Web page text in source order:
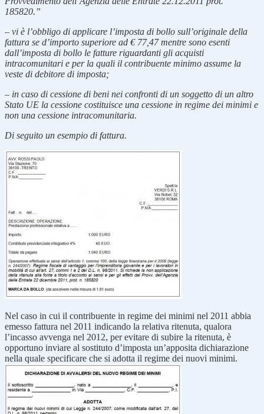
185820.”
– vi è l’obbligo di applicare l’imposta di bollo sull’originale della
fattura se d’importo superiore ad € 77,47 mentre sono esenti
dall’imposta di bollo le fatture riguardanti gli acquisti
intracomunitari e per la quali il contribuente minimo assume la
veste di debitore di imposta;
– in caso di cessione di beni nei confronti di un soggetto di un altro
Stato UE la cessione costituisce una cessione in regime dei minimi e
non una cessione intracomunitaria.
Di seguito un esempio di fattura.
Nel caso in cui il contribuente in regime dei minimi nel 2011 abbia
emesso fattura nel 2011 indicando la relativa ritenuta, qualora
l’incasso avvenga nel 2012, per evitare di subire la ritenuta, è
opportuno inviare al sostituto d’imposta un’apposita dichiarazione
nella quale specificare che si adotta il regime dei nuovi minimi.